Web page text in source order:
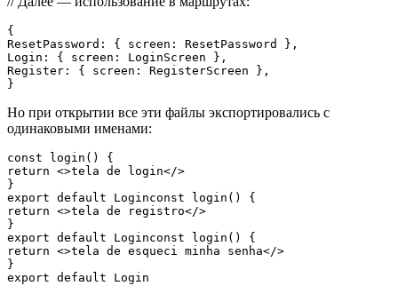
{
ResetPassword: { screen: ResetPassword },
Login: { screen: LoginScreen },
Register: { screen: RegisterScreen },
}
Но при открытии все эти файлы экспортировались с
одинаковыми именами:
const login() {
return <>tela de login</>
}
export default Loginconst login() {
return <>tela de registro</>
}
export default Loginconst login() {
return <>tela de esqueci minha senha</>
}
export default Login